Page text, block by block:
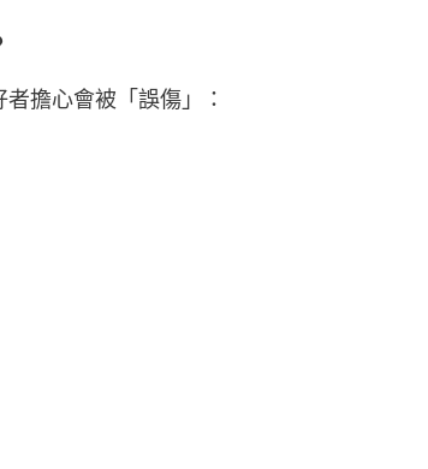
擔心會被「誤傷」：